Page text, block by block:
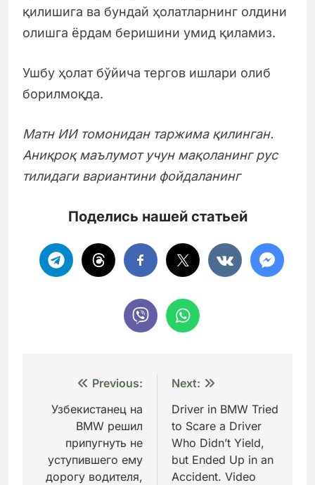
қилишига ва бундай ҳолатларнинг олдини
олишга ёрдам беришини умид қиламиз.
Ушбу ҳолат бўйича тергов ишлари олиб
борилмоқда.
Матн ИИ томонидан таржима қилинган.
Аниқроқ маълумот учун мақоланинг рус
тилидаги вариантини фойдаланинг
Поделись нашей статьей
Навигация
по
записям
Previous:
Узбекистанец на
BMW решил
припугнуть не
уступившего ему
дорогу водителя,
Next:
Driver in BMW Tried
to Scare a Driver
Who Didn’t Yield,
but Ended Up in an
Accident. Video